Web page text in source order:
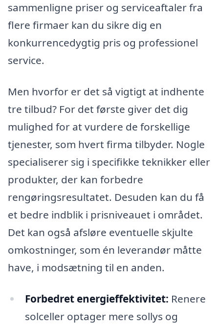
sammenligne priser og serviceaftaler fra
flere firmaer kan du sikre dig en
konkurrencedygtig pris og professionel
service.
Men hvorfor er det så vigtigt at indhente
tre tilbud? For det første giver det dig
mulighed for at vurdere de forskellige
tjenester, som hvert firma tilbyder. Nogle
specialiserer sig i specifikke teknikker eller
produkter, der kan forbedre
rengøringsresultatet. Desuden kan du få
et bedre indblik i prisniveauet i området.
Det kan også afsløre eventuelle skjulte
omkostninger, som én leverandør måtte
have, i modsætning til en anden.
Forbedret energieffektivitet: Renere
solceller optager mere sollys og